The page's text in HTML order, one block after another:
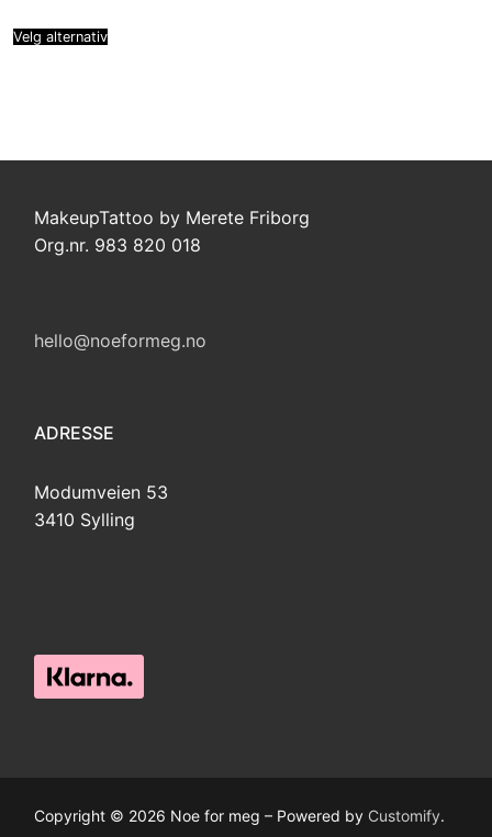
Velg alternativ
MakeupTattoo by Merete Friborg
Org.nr. 983 820 018
hello@noeformeg.no
ADRESSE
Modumveien 53
3410 Sylling
Copyright © 2026 Noe for meg – Powered by Customify.